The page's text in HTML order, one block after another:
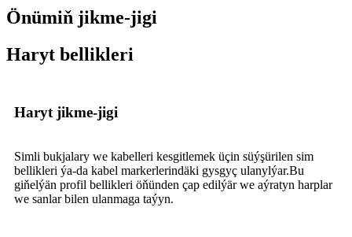
Önümiň jikme-jigi
Haryt bellikleri
Haryt jikme-jigi
Simli bukjalary we kabelleri kesgitlemek üçin süýşürilen sim
bellikleri ýa-da kabel markerlerindäki gysgyç ulanylýar.Bu
giňelýän profil bellikleri öňünden çap edilýär we aýratyn harplar
we sanlar bilen ulanmaga taýyn.